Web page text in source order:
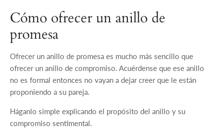
Cómo ofrecer un anillo de
promesa
Ofrecer un anillo de promesa es mucho más sencillo que
ofrecer un anillo de compromiso. Acuérdense que ese anillo
no es formal entonces no vayan a dejar creer que le están
proponiendo a su pareja.
Háganlo simple explicando el propósito del anillo y su
compromiso sentimental.